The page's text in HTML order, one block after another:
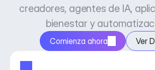
creadores, agentes de IA,
bienestar y
Comienza ahora Ver